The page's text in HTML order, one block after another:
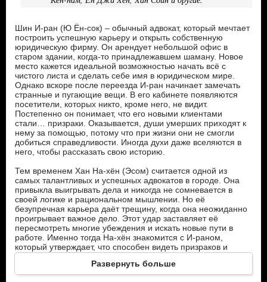
Шин И-ран (Ю Ён-сок) – обычный адвокат, который мечтает
построить успешную карьеру и открыть собственную
юридическую фирму. Он арендует небольшой офис в
старом здании, когда-то принадлежавшем шаману. Новое
место кажется идеальной возможностью начать всё с
чистого листа и сделать себе имя в юридическом мире.
Однако вскоре после переезда И-ран начинает замечать
странные и пугающие вещи. В его кабинете появляются
посетители, которых никто, кроме него, не видит.
Постепенно он понимает, что его новыми клиентами
стали… призраки. Оказывается, души умерших приходят к
нему за помощью, потому что при жизни они не смогли
добиться справедливости. Иногда духи даже вселяются в
него, чтобы рассказать свою историю.
Тем временем Хан На-хён (Эсом) считается одной из
самых талантливых и успешных адвокатов в городе. Она
привыкла выигрывать дела и никогда не сомневается в
своей логике и рациональном мышлении. Но её
безупречная карьера даёт трещину, когда она неожиданно
проигрывает важное дело. Этот удар заставляет её
пересмотреть многие убеждения и искать новые пути в
работе. Именно тогда На-хён знакомится с И-раном,
который утверждает, что способен видеть призраков и
разговаривать с ними. Сначала она воспринимает его
слова как нелепую шутку или признак безумия. Однако
вокруг начинают происходить странные события, которые
Развернуть больше